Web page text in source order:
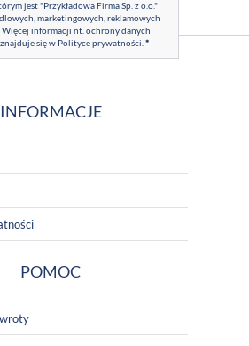
jest "Przykładowa Firma Sp. z o.o."
marketingowych, reklamowych
Więcej informacji nt. ochrony danych
się w Polityce prywatności *
INFORMACJE
POMOC